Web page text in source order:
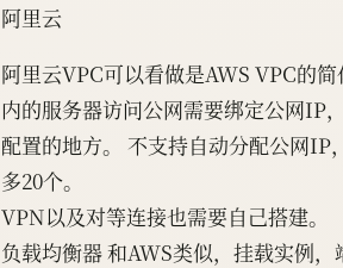
阿里云
阿里云VPC可以看做是AWS VPC的
内的服务器访问公网需要绑定公网IP
配置的地方。 不支持自动分配公网
多20个。
VPN以及对等连接也需要自己搭建。
负载均衡器 和AWS类似，挂载实例